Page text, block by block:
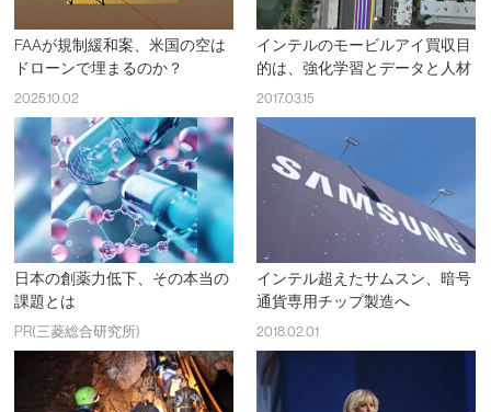
FAAが規制緩和案、米国の空は
ドローンで埋まるのか？
2025.10.02
インテルのモービルアイ買収目
的は、強化学習とデータと人材
2017.03.15
日本の創薬力低下、その本当の
課題とは
PR(三菱総合研究所)
インテル超えたサムスン、暗号
通貨専用チップ製造へ
2018.02.01